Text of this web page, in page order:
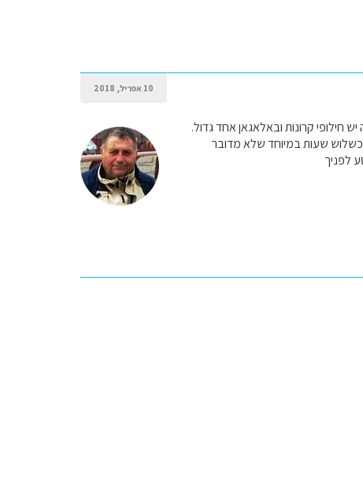
10 אפריל, 2018
קרונות ובאלאגאן אחד גדול.
שעות במיוחד שלא מדובר
לפניך